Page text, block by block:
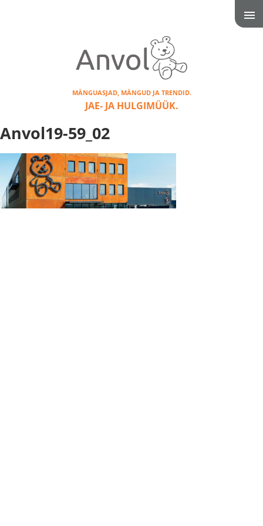
MÄNGUASJAD, MÄNGUD JA TRENDID.
JAE- JA HULGIMÜÜK.
Anvol19-59_02